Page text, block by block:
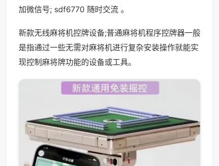
加微信号; sdf6770 随时交流 。
新款无线麻将机控牌设备;普通麻将机程序控牌器一般
是指通过一些无需对麻将机进行复杂安装操作就能实
现控制麻将牌功能的设备或工具。